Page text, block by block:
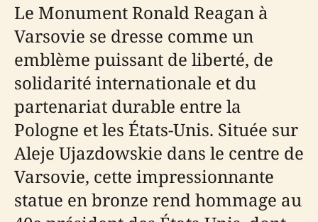
Le Monument Ronald Reagan à
Varsovie se dresse comme un
emblème puissant de liberté, de
solidarité internationale et du
partenariat durable entre la
Pologne et les États-Unis. Située sur
Aleje Ujazdowskie dans le centre de
Varsovie, cette impressionnante
statue en bronze rend hommage au